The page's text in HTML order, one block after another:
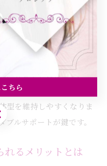
スで美しくなる方法
と組み合わせることでよ
ら、耳つぼ刺激による
の良い食事が体内環境の
、野菜中心の食事や、規
しながら耳つぼ施術を続
型を維持しやすくなりま
ルサポートが鍵です。
れるメリットとは
ちら
ちら